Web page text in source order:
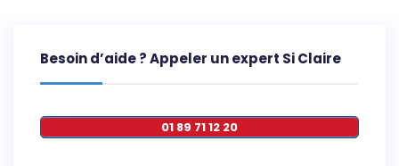
Besoin d’aide ? Appeler un expert Si Claire
01 89 71 12 20